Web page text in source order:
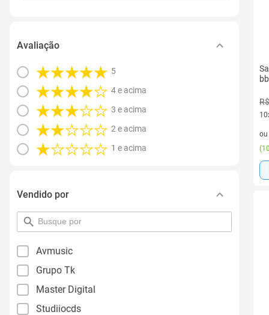
Avaliação
5
4 e acima
3 e acima
2 e acima
1 e acima
Vendido por
pesquisar
por
Avmusic
Grupo Tk
Master Digital
Studiiocds
ou
(